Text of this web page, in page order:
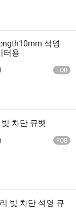
석영
터용
FOB
차단 큐벳
FOB
빛 차단 석영 큐